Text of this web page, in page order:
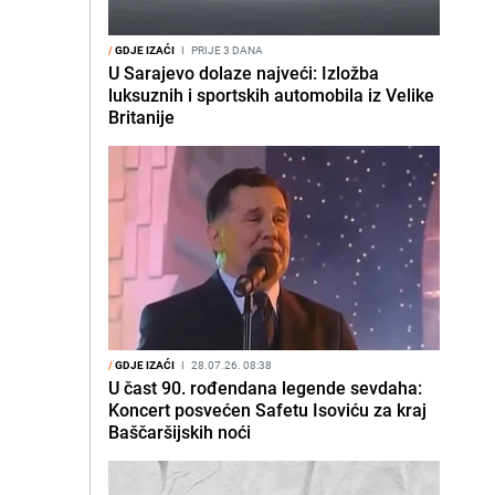
/GDJE IZAĆI I PRIJE 3 DANA
U Sarajevo dolaze najveći: Izložba
luksuznih i sportskih automobila iz Velike
Britanije
/GDJE IZAĆI I 28.07.26. 08:38
U čast 90. rođendana legende sevdaha:
Koncert posvećen Safetu Isoviću za kraj
Baščaršijskih noći